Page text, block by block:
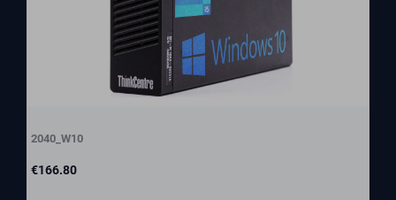
2040_W10
Price
€166.80